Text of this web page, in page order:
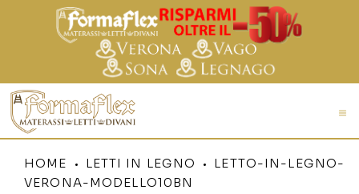
HOME LETTI IN LEGNO
LETTO-IN-LEGNO-
VERONA-MODELLO10BN